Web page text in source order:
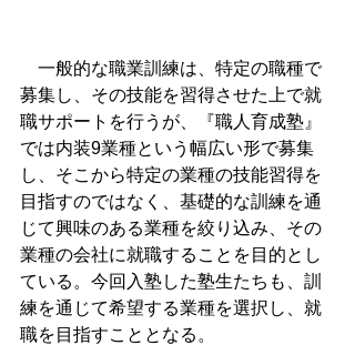
一般的な職業訓練は、特定の職種で
募集し、その技能を習得させた上で就
職サポートを行うが、『職人育成塾』
では内装9業種という幅広い形で募集
し、そこから特定の業種の技能習得を
目指すのではなく、基礎的な訓練を通
じて興味のある業種を絞り込み、その
業種の会社に就職することを目的とし
ている。今回入塾した塾生たちも、訓
練を通じて希望する業種を選択し、就
職を目指すこととなる。